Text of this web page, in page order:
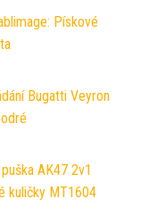
Pískové
Bugatti Veyron
AK47 2v1
kuličky MT1604